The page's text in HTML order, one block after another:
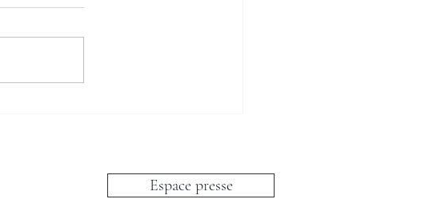
Ah, les chaisières...
Espace presse